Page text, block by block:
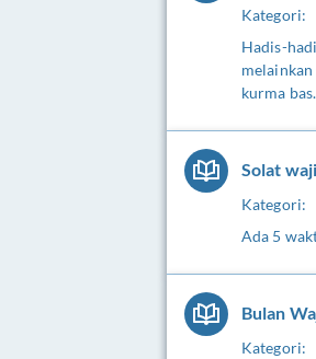
Kategori:
Hadis-
melainkan
kurma
Solat
Kategori:
Ada 5
Bulan
Kategori: